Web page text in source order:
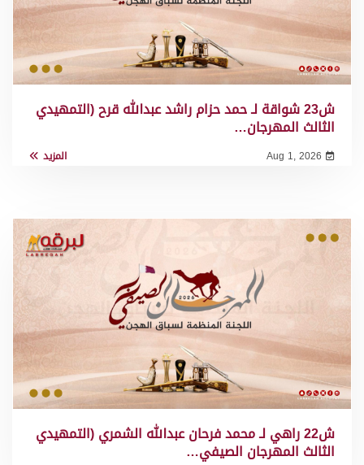
ش23 شواقة لـ حمد حزام راشد عبدالله قرح (التمهيدي
الثالث المهرجان…
Aug 1, 2026 المزيد
ش22 راهي لـ محمد فرحان عبدالله الشمري (التمهيدي
الثالث المهرجان الصيفي…